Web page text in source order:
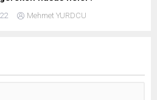
Mehmet YURDCU